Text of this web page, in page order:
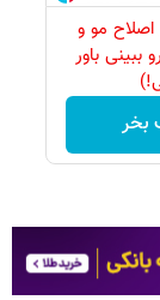
اصلاح مو و
باور
بخر